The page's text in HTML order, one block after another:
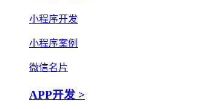
小程序开发
小程序案例
微信名片
APP开发 >